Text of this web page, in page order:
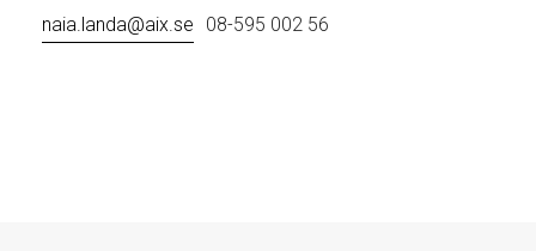
naia.landa@aix.se 08-595 002 56